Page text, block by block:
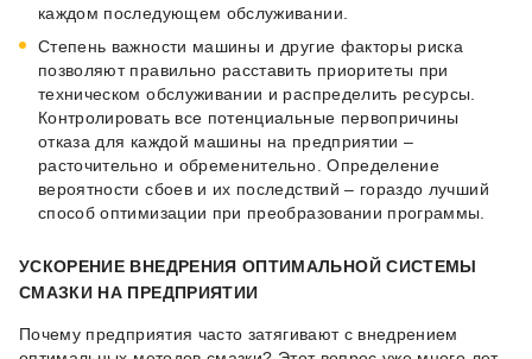
каждом последующем обслуживании.
Степень важности машины и другие факторы риска
позволяют правильно расставить приоритеты при
техническом обслуживании и распределить ресурсы.
Контролировать все потенциальные первопричины
отказа для каждой машины на предприятии –
расточительно и обременительно. Определение
вероятности сбоев и их последствий – гораздо лучший
способ оптимизации при преобразовании программы.
УСКОРЕНИЕ ВНЕДРЕНИЯ ОПТИМАЛЬНОЙ СИСТЕМЫ
СМАЗКИ НА ПРЕДПРИЯТИИ
Почему предприятия часто затягивают с внедрением